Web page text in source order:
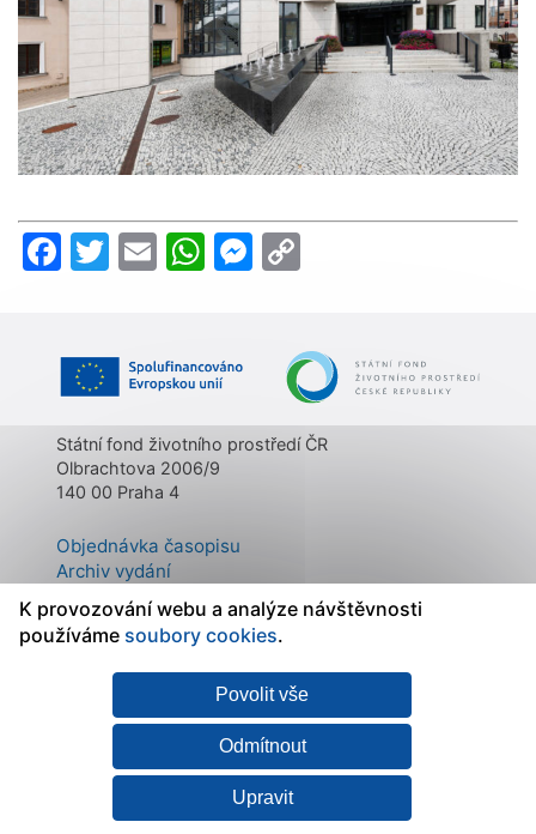
Facebook
Twitter
EmailWhatsApp
Messenger
Státní fond životního prostředí ČR
Olbrachtova 2006/9
140 00 Praha 4
Objednávka časopisu
Archiv vydání
Kontakty
O časopisu
Prohlášení o
Zásady
zpracování osobních
cookies
životního prostředí ČR
K provozování webu a analýze návštěvnosti
používáme soubory cookies.
Povolit vše
Odmítnout
Upravit